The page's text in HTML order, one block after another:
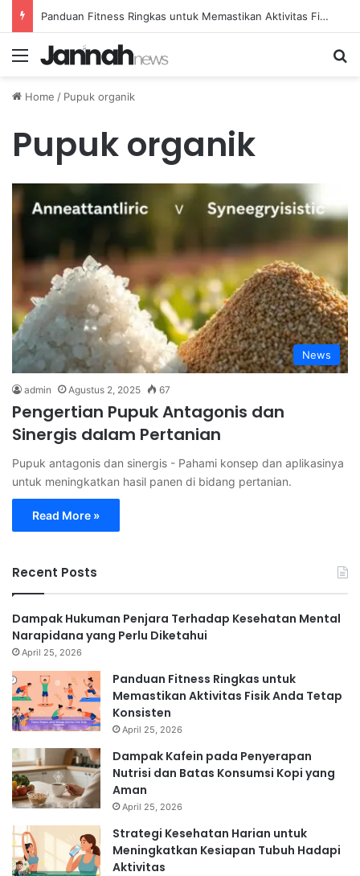
Panduan Fitness Ringkas untuk Memastikan Aktivitas Fisik Anda Tetap Konsisten
Menu
Home / Pupuk organik
Pupuk organik
News
admin Agustus 2, 2025 67
Pengertian Pupuk Antagonis dan
Sinergis dalam Pertanian
Pupuk antagonis dan sinergis - Pahami konsep dan aplikasinya
untuk meningkatkan hasil panen di bidang pertanian.
Read More »
Recent Posts
Dampak Hukuman Penjara Terhadap Kesehatan Mental
Narapidana yang Perlu Diketahui
April 25, 2026
Panduan Fitness Ringkas untuk
Memastikan Aktivitas Fisik Anda Tetap
Konsisten
April 25, 2026
Dampak Kafein pada Penyerapan
Nutrisi dan Batas Konsumsi Kopi yang
Aman
April 25, 2026
Strategi Kesehatan Harian untuk
Meningkatkan Kesiapan Tubuh Hadapi
Aktivitas